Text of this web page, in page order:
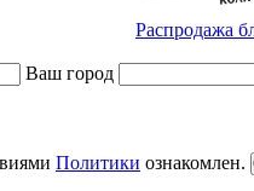
Распродажа
Ваш город
Политики ознакомлен.